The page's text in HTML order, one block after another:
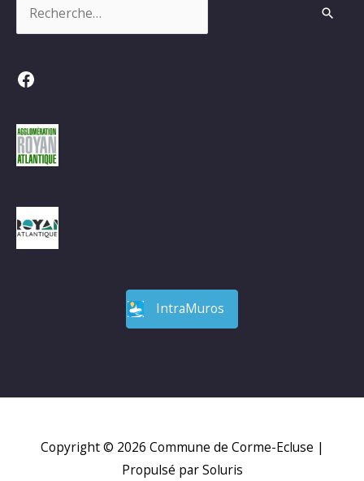
Facebook
IntraMuros
Copyright © 2026 Commune de Corme-Ecluse |
Propulsé par Soluris